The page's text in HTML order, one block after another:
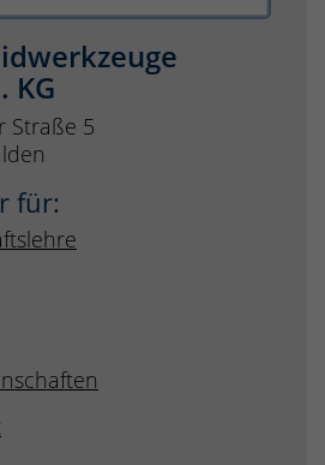
KG
Straße 5
für: